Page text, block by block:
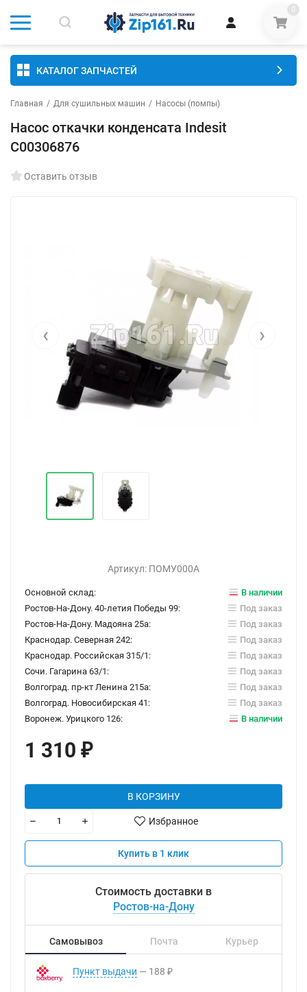
0
КАТАЛОГ ЗАПЧАСТЕЙ
Главная / Для сушильных машин / Насосы (помпы)
Насос откачки конденсата Indesit
C00306876
Оставить отзыв
‹ ›
Артикул: ПОМУ000А
Основной склад:
В наличии
Ростов-На-Дону. 40-летия Победы 99:
Под заказ
Ростов-На-Дону. Мадояна 25а:
Под заказ
Краснодар. Северная 242:
Под заказ
Краснодар. Российская 315/1:
Под заказ
Сочи. Гагарина 63/1:
Под заказ
Волгоград. пр-кт Ленина 215а:
Под заказ
Волгоград. Новосибирская 41:
Под заказ
Воронеж. Урицкого 126:
В наличии
1 310 ₽
В КОРЗИНУ
Избранное
Купить в 1 клик
Стоимость доставки в
Ростов-на-Дону
Самовывоз Почта Курьер
Пункт выдачи 188 ₽